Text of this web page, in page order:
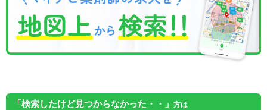
「検索したけど見つからなかった・・」 方は